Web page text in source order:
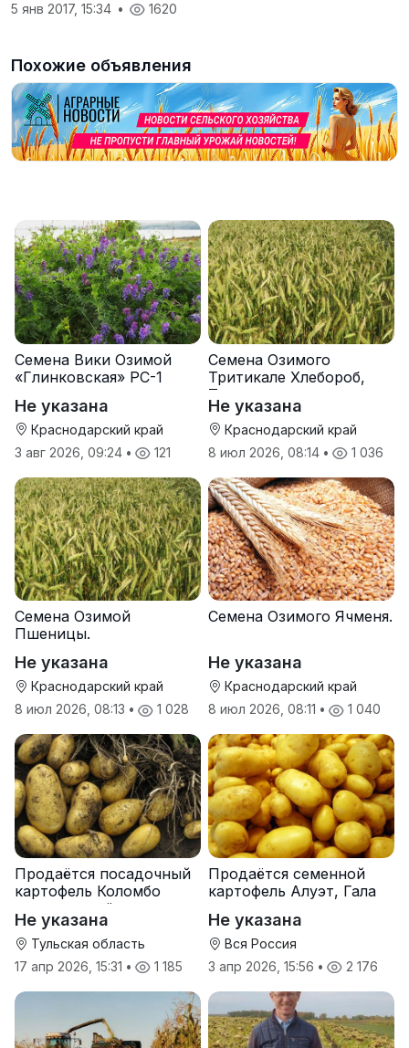
5 янв 2017, 15:34 • 1620
Похожие объявления
Семена Вики Озимой
«Глинковская» РС-1
Не указана
Краснодарский край
3 авг 2026, 09:24 • 121
Семена Озимого
Тритикале Хлебороб,
Тихон
Не указана
Краснодарский край
8 июл 2026, 08:14 • 1 036
Семена Озимой
Пшеницы.
Не указана
Краснодарский край
8 июл 2026, 08:13 • 1 028
Семена Озимого Ячменя.
Не указана
Краснодарский край
8 июл 2026, 08:11 • 1 040
Продаётся посадочный
картофель Коломбо
оптом от трёх тонн
Не указана
Тульская область
17 апр 2026, 15:31 • 1 185
Продаётся семенной
картофель Алуэт, Гала
Не указана
Вся Россия
3 апр 2026, 15:56 • 2 176